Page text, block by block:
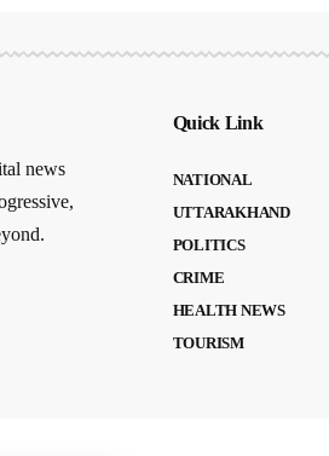
news
Quick Link
NATIONAL
UTTARAKHAND
POLITICS
CRIME
HEALTH NEWS
TOURISM